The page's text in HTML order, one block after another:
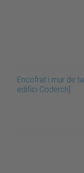
Encofrat i mur de
edifici Coderch]